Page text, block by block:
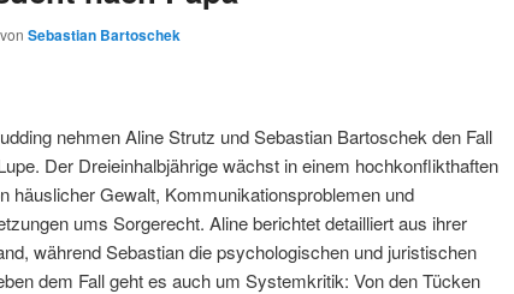
vonSebastian Bartoschek
nehmen Aline Strutz und Sebastian Bartoschek den Fall
Der Dreieinhalbjährige wächst in einem hochkonflikthaften
häuslicher Gewalt, Kommunikationsproblemen und
ums Sorgerecht. Aline berichtet detailliert aus ihrer
während Sebastian die psychologischen und juristischen
dem Fall geht es auch um Systemkritik: Von den Tücken